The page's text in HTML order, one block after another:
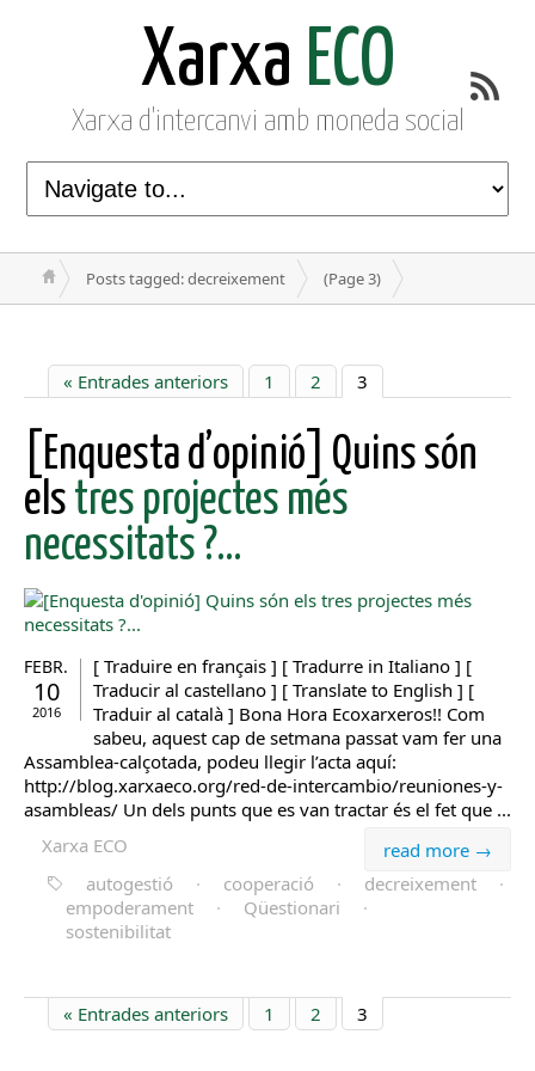
Xarxa ECO
Xarxa d'intercanvi amb moneda social
Posts tagged: decreixement (Page 3)
« Entrades anteriors 1 2 3
[Enquesta d’opinió] Quins són
els tres projectes més
necessitats ?…
FEBR.
10
2016
[ Traduire en français ] [ Tradurre in Italiano ] [
Traducir al castellano ] [ Translate to English ] [
Traduir al català ] Bona Hora Ecoxarxeros!! Com
sabeu, aquest cap de setmana passat vam fer una
Assamblea-calçotada, podeu llegir l’acta aquí:
http://blog.xarxaeco.org/red-de-intercambio/reuniones-y-
asambleas/ Un dels punts que es van tractar és el fet que ...
read more →
Xarxa ECO
autogestió
· cooperació · decreixement
·
empoderament
· Qüestionari
·
sostenibilitat
« Entrades anteriors 1 2 3